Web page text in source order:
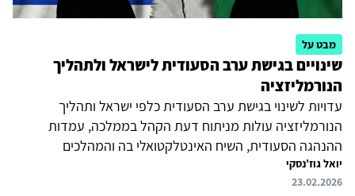
מבט על
שינויים בגישת ערב הסעודית לישראל ולתהליך
הנורמליזציה
עדויות לשינוי בגישת ערב הסעודית כלפי ישראל ותהליך
הנורמליזציה עולות מניתוח דעת הקהל בממלכה, עמדות
ההנהגה הסעודית, השיח האינטלקטואלי בה והמהלכים
המדיניים שהיא נוקטת. מדובר בניסיון סעודי לעצב סדר יום חדש
שבו התרחקות מישראל משרתת הן את הלגיטימציה הפנימית
יואל גוז'נסקי
23.02.2026